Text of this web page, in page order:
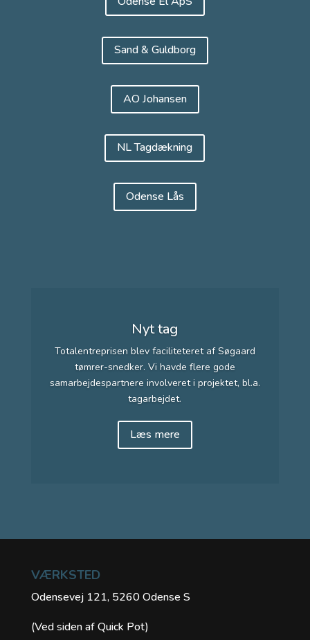
Sand & Guldborg
AO Johansen
NL Tagdækning
Odense Lås
Nyt tag
Totalentreprisen blev faciliteteret af Søgaard
tømrer-snedker. Vi havde flere gode
samarbejdespartnere involveret i projektet, bl.a.
tagarbejdet.
Læs mere
VÆRKSTED
Odensevej 121, 5260 Odense S
(Ved siden af Quick Pot)